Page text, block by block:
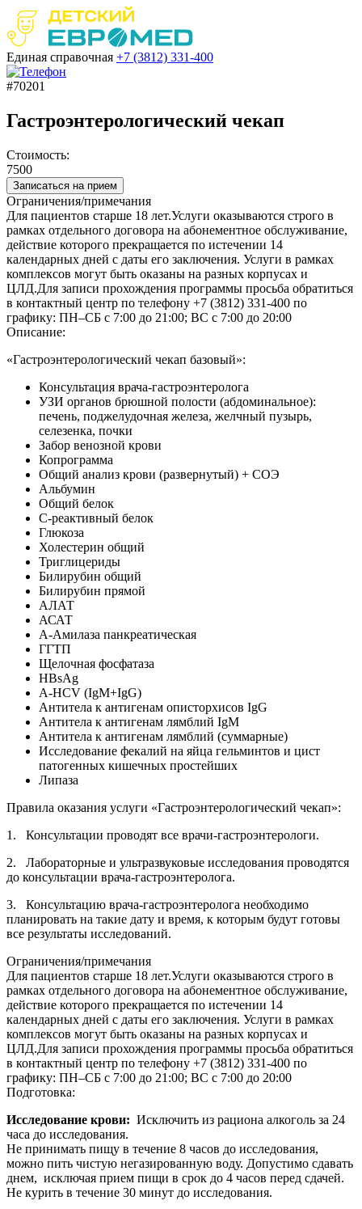
Единая справочная +7 (3812) 331-400
#70201
Гастроэнтерологический чекап
Стоимость:
7500
Записаться на прием
Ограничения/примечания
Для пациентов старше 18 лет.Услуги оказываются строго в
рамках отдельного договора на абонементное обслуживание,
действие которого прекращается по истечении 14
календарных дней с даты его заключения. Услуги в рамках
комплексов могут быть оказаны на разных корпусах и
ЦЛД.Для записи прохождения программы просьба обратиться
в контактный центр по телефону +7 (3812) 331-400 по
графику: ПН–СБ с 7:00 до 21:00; ВС с 7:00 до 20:00
Описание:
«Гастроэнтерологический чекап базовый»:
Консультация врача-гастроэнтеролога
УЗИ органов брюшной полости (абдоминальное):
печень, поджелудочная железа, желчный пузырь,
селезенка, почки
Забор венозной крови
Копрограмма
Общий анализ крови (развернутый) + СОЭ
Альбумин
Общий белок
С-реактивный белок
Глюкоза
Холестерин общий
Триглицериды
Билирубин общий
Билирубин прямой
АЛАТ
АСАТ
А-Амилаза панкреатическая
ГГТП
Щелочная фосфатаза
HBsAg
A-HCV (IgM+IgG)
Антитела к антигенам описторхисов IgG
Антитела к антигенам лямблий IgM
Антитела к антигенам лямблий (суммарные)
Исследование фекалий на яйца гельминтов и цист
патогенных кишечных простейших
Липаза
Правила оказания услуги «Гастроэнтерологический чекап»:
1. Консультации проводят все врачи-гастроэнтерологи.
2. Лабораторные и ультразвуковые исследования проводятся
до консультации врача-гастроэнтеролога.
3. Консультацию врача-гастроэнтеролога необходимо
планировать на такие дату и время, к которым будут готовы
все результаты исследований.
Ограничения/примечания
Для пациентов старше 18 лет.Услуги оказываются строго в
рамках отдельного договора на абонементное обслуживание,
действие которого прекращается по истечении 14
календарных дней с даты его заключения. Услуги в рамках
комплексов могут быть оказаны на разных корпусах и
ЦЛД.Для записи прохождения программы просьба обратиться
в контактный центр по телефону +7 (3812) 331-400 по
графику: ПН–СБ с 7:00 до 21:00; ВС с 7:00 до 20:00
Подготовка:
Исследование крови: Исключить из рациона алкоголь за 24
часа до исследования.
Не принимать пищу в течение 8 часов до исследования,
можно пить чистую негазированную воду. Допустимо сдавать
днем, исключая прием пищи в срок до 4 часов перед сдачей.
Не курить в течение 30 минут до исследования.